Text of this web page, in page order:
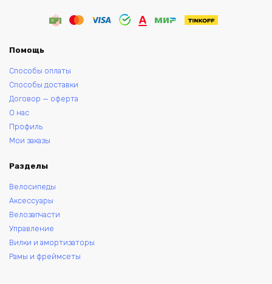
Помощь
Способы оплаты
Способы доставки
Договор — оферта
О нас
Профиль
Мои заказы
Разделы
Велосипеды
Аксессуары
Велозапчасти
Управление
Вилки и амортизаторы
Рамы и фреймсеты